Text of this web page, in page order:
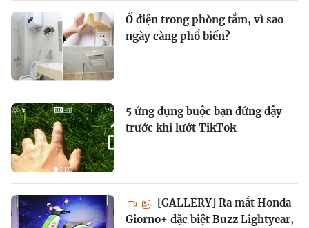
Ổ điện trong phòng tắm, vì sao
ngày càng phổ biến?
5 ứng dụng buộc bạn đứng dậy
trước khi lướt TikTok
[GALLERY] Ra mắt Honda
Giorno+ đặc biệt Buzz Lightyear,